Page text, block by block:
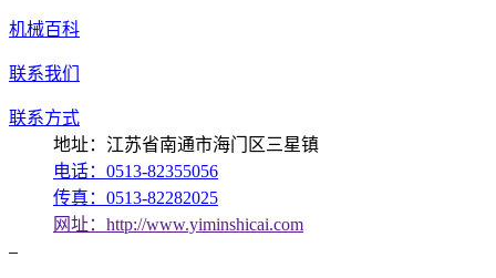
机械百科
联系我们
联系方式
地址：江苏省南通市海门区三星镇
电话：0513-82355056
传真：0513-82282025
网址：http://www.yiminshicai.com